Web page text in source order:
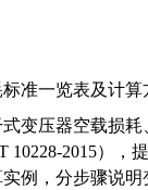
准一览表及计算
变压器空载损耗
10228-2015），
例，分步骤说明